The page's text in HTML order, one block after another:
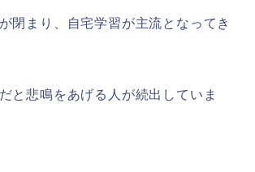
閉まり、自宅学習が主流となってき
と悲鳴をあげる人が続出していま